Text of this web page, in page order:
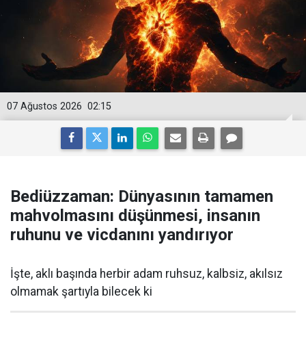
02:15
07 Ağustos 2026
Bediüzzaman: Dünyasının tamamen
mahvolmasını düşünmesi, insanın
ruhunu ve vicdanını yandırıyor
İşte, aklı başında herbir adam ruhsuz, kalbsiz, akılsız
olmamak şartıyla bilecek ki